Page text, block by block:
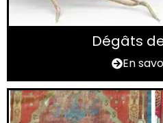
Dégâts
En